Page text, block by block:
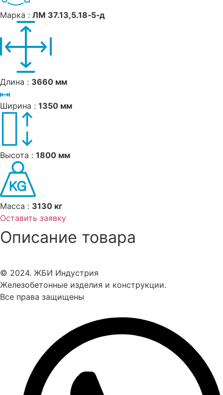
Марка : ЛМ 37.13,5.18‑5‑д
Длина : 3660 мм
Ширина : 1350 мм
Высота : 1800 мм
Масса : 3130 кг
Оставить заявку
Описание товара
© 2024. ЖБИ Индустрия
Железобетонные изделия и конструкции.
Все права защищены